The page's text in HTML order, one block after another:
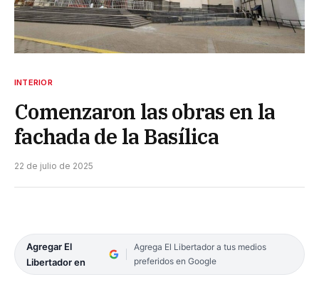
INTERIOR
Comenzaron las obras en la
fachada de la Basílica
22 de julio de 2025
Agregar El
Libertador en
Agrega El Libertador a tus medios
preferidos en Google